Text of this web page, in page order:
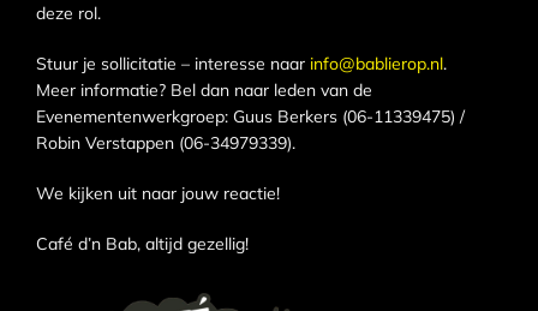
deze rol.
Stuur je sollicitatie – interesse naar info@bablierop.nl.
Meer informatie? Bel dan naar leden van de
Evenementenwerkgroep: Guus Berkers (06-11339475) /
Robin Verstappen (06-34979339).
We kijken uit naar jouw reactie!
Café d’n Bab, altijd gezellig!